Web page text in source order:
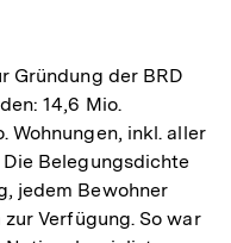
Gründung der BRD
14,6 Mio.
Wohnungen, inkl. aller
Belegungsdichte
jedem Bewohner
Verfügung. So war